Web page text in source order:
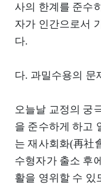
사의 한계를 준수
자가 인간으로서
다.
다. 과밀수용의 문
오늘날 교정의 궁
을 준수하게 하고
는 재사회화(再社
수형자가 출소 후
활을 영위할 수 있